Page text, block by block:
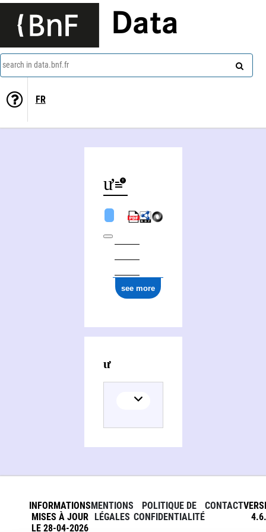
Data
search in data.bnf.fr
FR
Ðưć Chính
see more
Activities of Ðưć Chính
INFORMATIONS
MISES À JOUR
LE 28-04-2026
MENTIONS
LÉGALES
POLITIQUE DE
CONFIDENTIALITÉ
CONTACT